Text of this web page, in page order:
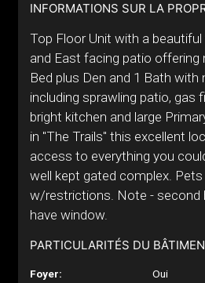
INFORMATIONS SUR LA
Top Floor Unit with a
and East facing patio offering
Bed plus Den and 1 Bath with
including sprawling patio, gas
bright kitchen and large
in "The Trails" this excellent
access to everything you
well kept gated complex. Pets
w/restrictions. Note - second
have window.
PARTICULARITÉS DU
Foyer:
Oui